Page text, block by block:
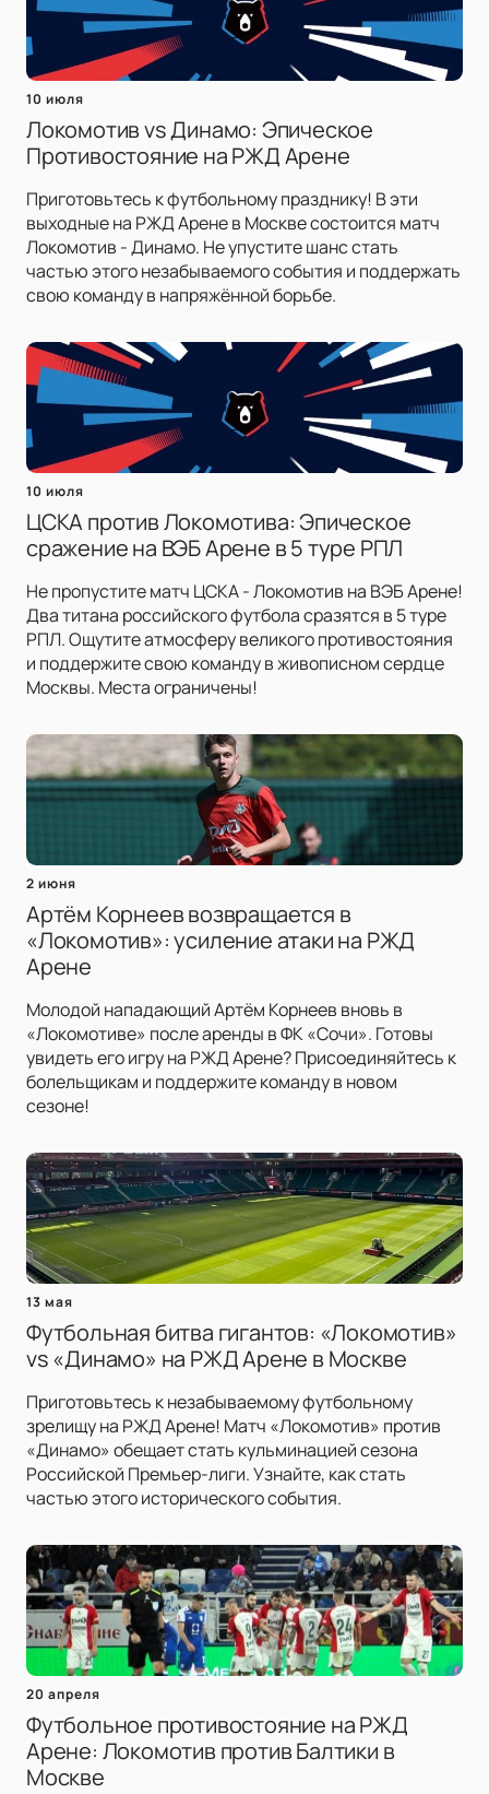
10 июля
Локомотив vs Динамо: Эпическое
Противостояние на РЖД Арене
Приготовьтесь к футбольному празднику! В эти
выходные на РЖД Арене в Москве состоится матч
Локомотив - Динамо. Не упустите шанс стать
частью этого незабываемого события и поддержать
свою команду в напряжённой борьбе.
10 июля
ЦСКА против Локомотива: Эпическое
сражение на ВЭБ Арене в 5 туре РПЛ
Не пропустите матч ЦСКА - Локомотив на ВЭБ Арене!
Два титана российского футбола сразятся в 5 туре
РПЛ. Ощутите атмосферу великого противостояния
и поддержите свою команду в живописном сердце
Москвы. Места ограничены!
2 июня
Артём Корнеев возвращается в
«Локомотив»: усиление атаки на РЖД
Арене
Молодой нападающий Артём Корнеев вновь в
«Локомотиве» после аренды в ФК «Сочи». Готовы
увидеть его игру на РЖД Арене? Присоединяйтесь к
болельщикам и поддержите команду в новом
сезоне!
13 мая
Футбольная битва гигантов: «Локомотив»
vs «Динамо» на РЖД Арене в Москве
Приготовьтесь к незабываемому футбольному
зрелищу на РЖД Арене! Матч «Локомотив» против
«Динамо» обещает стать кульминацией сезона
Российской Премьер-лиги. Узнайте, как стать
частью этого исторического события.
20 апреля
Футбольное противостояние на РЖД
Арене: Локомотив против Балтики в
Москве